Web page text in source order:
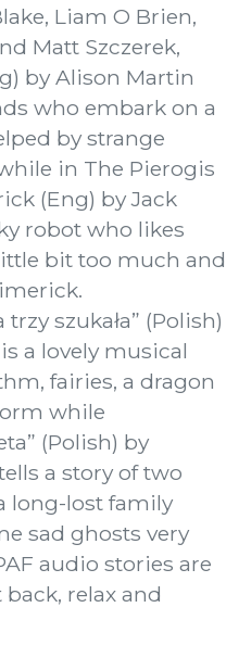
Liam O Brien,
Matt Szczerek,
by Alison Martin
who embark on a
by strange
in The Pierogis
(Eng) by Jack
robot who likes
bit too much and
szukała” (Polish)
a lovely musical
fairies, a dragon
while
(Polish) by
a story of two
long-lost family
sad ghosts very
audio stories are
relax and